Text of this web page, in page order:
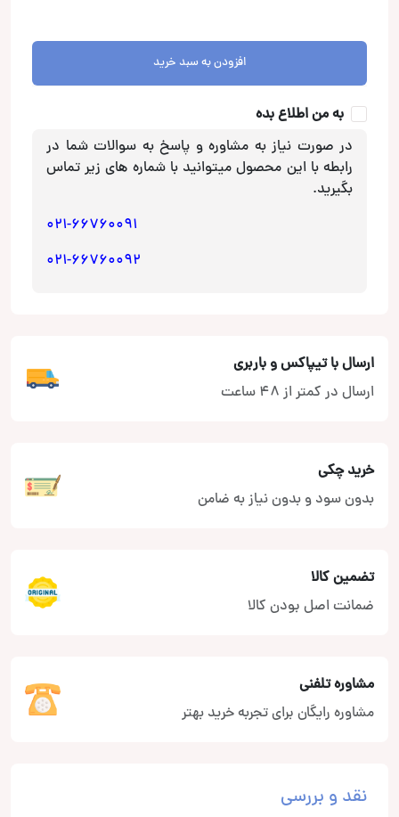
افزودن به سبد خرید
به من اطلاع بده
در صورت نیاز به مشاوره و پاسخ به سوالات شما در
رابطه با این محصول میتوانید با شماره های زیر تماس
بگیرید.
021-66760091
021-66760092
ارسال با تیپاکس و باربری
ارسال در کمتر از 48 ساعت
خرید چکی
بدون سود و بدون نیاز به ضامن
تضمین کالا
ضمانت اصل بودن کالا
مشاوره تلفنی
مشاوره رایگان برای تجربه خرید بهتر
نقد و بررسی